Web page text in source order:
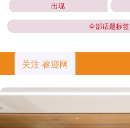
出现
全部话题标签
关注 睿迎网